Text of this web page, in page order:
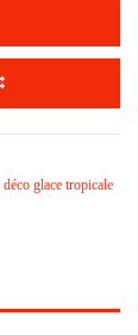
déco glace tropicale